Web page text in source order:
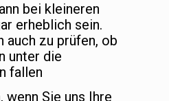
bei kleineren
erheblich sein.
auch zu prüfen, ob
unter die
fallen
wenn Sie uns Ihre